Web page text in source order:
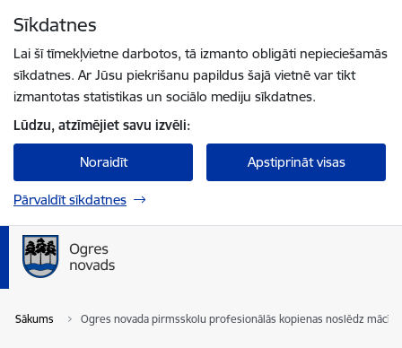
Sīkdatnes
Lai šī tīmekļvietne darbotos, tā izmanto obligāti nepieciešamās
sīkdatnes. Ar Jūsu piekrišanu papildus šajā vietnē var tikt
izmantotas statistikas un sociālo mediju sīkdatnes.
Lūdzu, atzīmējiet savu izvēli:
Noraidīt Apstiprināt visas
Pārvaldīt sīkdatnes
Sākums Ogres novada pirmsskolu profesionālās kopienas noslēdz